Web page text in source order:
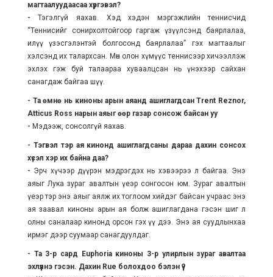
магтаалуудаасаа хүргэвэл?
-Тэгэлгүй яахав. Хэд хэдэн мэргэжлийн теннисчид
“Теннисийг сонирхолтойгоор гаргаж үзүүлсэнд баярлалаа,
илүү үзэсгэлэнтэй болгосонд баярлалаа” гэх магтаалыг
хэлсэнд их талархсан. Мөн олон хүмүүс теннисээр хичээллэж
эхлэх гэж буй талаараа хуваалцсан нь үнэхээр сайхан
санагдаж байгаа шүү.
- Та өмнө нь киноны арын аяанд ашиглагдсанTrent Reznor,
Atticus Ross нарын аяыг өөр газар сонсож байсан уу
- Мэдээж, сонсолгүй яахав.
- Тэгвэл тэр ая кинонд ашиглагдсаны дараа дахин сонсох
хүсэл хэр их байна даа?
- Эрч хүчээр дүүрэн мэдрэгдэх нь хэвээрээ л байгаа. Энэ
аяыг Лука зураг авалтын үеэр сонгосон юм. Зураг авалтын
үеэр тэр энэ аяыг аялж их тоглоом хийдэг байсан учраас энэ
ая заавал киноны арын ая болж ашиглагдана гэсэн шиг л
олны саналаар кинонд орсон гэх үү дээ. Энэ ая суудлынхаа
ирмэг дээр суумаар санагдуулдаг.
- Та 3-р сард Euphoria киноны 3-р улирлын зураг авалтаа
эхлүүлнэ гэсэн. Дахин Rue болохдоо бэлэн үү?